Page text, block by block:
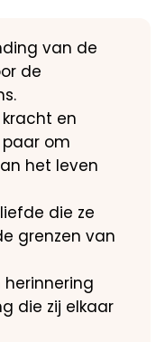
van de
de
en
om
het leven
die ze
grenzen van
die zij elkaar